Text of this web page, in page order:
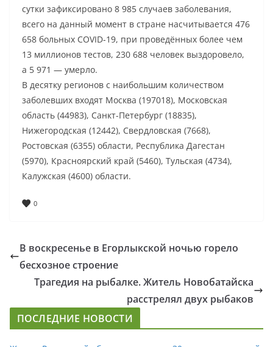
сутки зафиксировано 8 985 случаев заболевания,
всего на данный момент в стране насчитывается 476
658 больных COVID-19, при проведённых более чем
13 миллионов тестов, 230 688 человек выздоровело,
а 5 971 — умерло.
В десятку регионов с наибольшим количеством
заболевших входят Москва (197018), Московская
область (44983), Санкт-Петербург (18835),
Нижегородская (12442), Свердловская (7668),
Ростовская (6355) области, Республика Дагестан
(5970), Красноярский край (5460), Тульская (4734),
Калужская (4600) области.
0
В воскресенье в Егорлыкской ночью горело
бесхозное строение
Трагедия на рыбалке. Житель Новобатайска
расстрелял двух рыбаков
ПОСЛЕДНИЕ НОВОСТИ